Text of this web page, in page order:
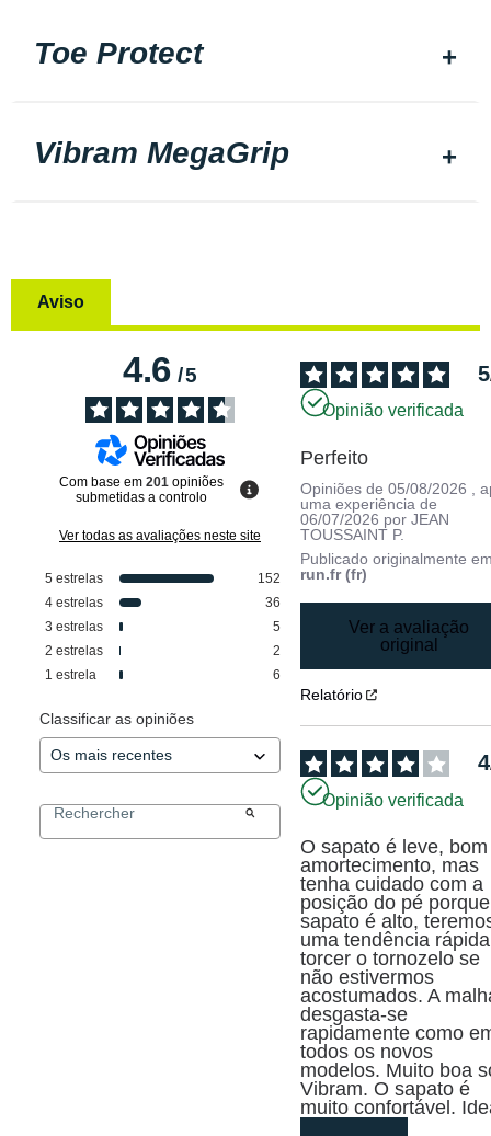
Toe Protect
Vibram MegaGrip
Aviso
4.6/5
Com base em 201 opiniões
submetidas a controlo
Ver todas as avaliações neste site
5 estrelas
152
4 estrelas
36
3 estrelas
5
2 estrelas
2
1 estrela 6
Classificar as opiniões
5
Opinião verificada
Perfeito
Opiniões de05/08/2026
,
uma experiência de
06/07/2026 porJEAN
TOUSSAINT P.
Publicado originalmente
run.fr (fr)
Ver a avaliação
original
Relatório
4
Opinião verificada
O sapato é leve, bom
amortecimento, mas
tenha cuidado com a
posição do pé
sapato é alto,
uma tendência
torcer o tornozelo se
não estivermos
acostumados. A
desgasta-se
rapidamente como
todos os novos
modelos. Muito boa
Vibram. O sapato é
muito confortável.